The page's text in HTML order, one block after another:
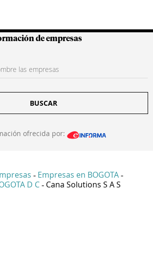
Colombianas
de empresas
BUSCAR
ofrecida por:
- Empresas en BOGOTA -
D C - Cana Solutions S A S